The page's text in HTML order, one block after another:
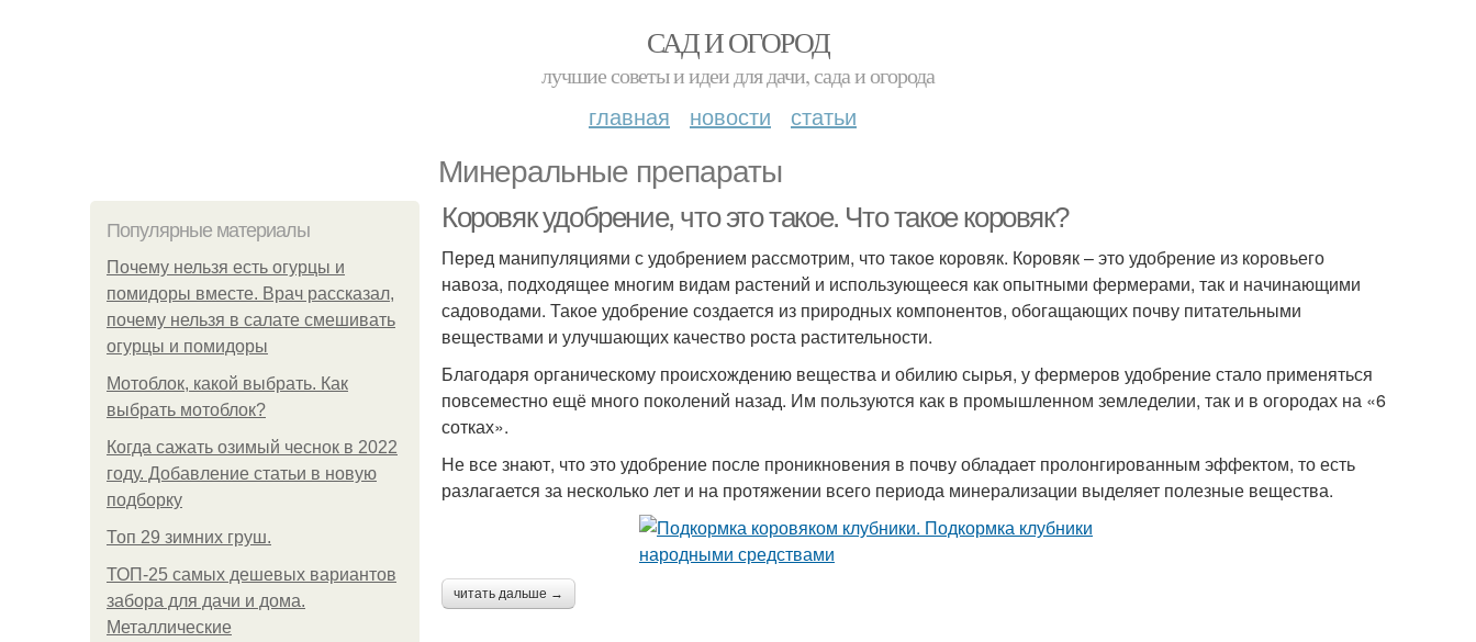
САД И ОГОРОД
лучшие советы и идеи для дачи, сада и огорода
главная новости статьи
Минеральные препараты
Популярные материалы
Почему нельзя есть огурцы и
помидоры вместе. Врач рассказал,
почему нельзя в салате смешивать
огурцы и помидоры
Мотоблок, какой выбрать. Как
выбрать мотоблок?
Когда сажать озимый чеснок в 2022
году. Добавление статьи в новую
подборку
Топ 29 зимних груш.
ТОП-25 самых дешевых вариантов
забора для дачи и дома.
Металлические
Коровяк удобрение, что это такое. Что такое коровяк?
Перед манипуляциями с удобрением рассмотрим, что такое коровяк. Коровяк – это удобрение из коровьего
навоза, подходящее многим видам растений и использующееся как опытными фермерами, так и начинающими
садоводами. Такое удобрение создается из природных компонентов, обогащающих почву питательными
веществами и улучшающих качество роста растительности.
Благодаря органическому происхождению вещества и обилию сырья, у фермеров удобрение стало применяться
повсеместно ещё много поколений назад. Им пользуются как в промышленном земледелии, так и в огородах на «6
сотках».
Не все знают, что это удобрение после проникновения в почву обладает пролонгированным эффектом, то есть
разлагается за несколько лет и на протяжении всего периода минерализации выделяет полезные вещества.
читать дальше →